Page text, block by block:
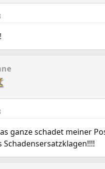
ganze schadet meiner
Schadensersatzklagen!!!!